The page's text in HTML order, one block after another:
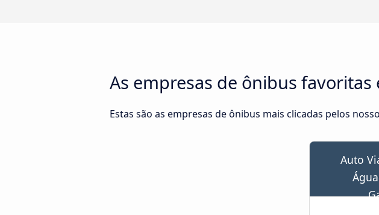
As empresas de ônibus favoritas
Estas são as empresas de ônibus mais clicadas pelos
Auto